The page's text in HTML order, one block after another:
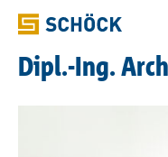
Dipl.-Ing.